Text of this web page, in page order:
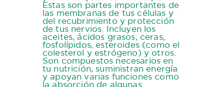
Estas son partes importantes de
las membranas de tus células y
del recubrimiento y protección
de tus nervios. Incluyen los
aceites, ácidos grasos, ceras,
fosfolípidos, esteroides (como el
colesterol y estrógeno) y otros.
Son compuestos necesarios en
tu nutrición, suministran energía
y apoyan varias funciones como
la absorción de algunas